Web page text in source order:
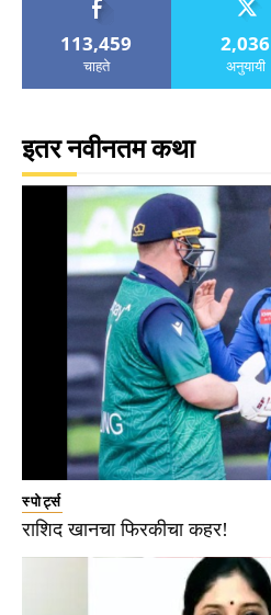
113,459
चाहते
2,036
अनुयायी
इतर नवीनतम कथा
स्पोर्ट्स
राशिद खानचा फिरकीचा कहर!